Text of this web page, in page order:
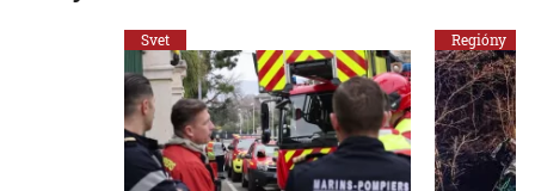
Svet Regióny